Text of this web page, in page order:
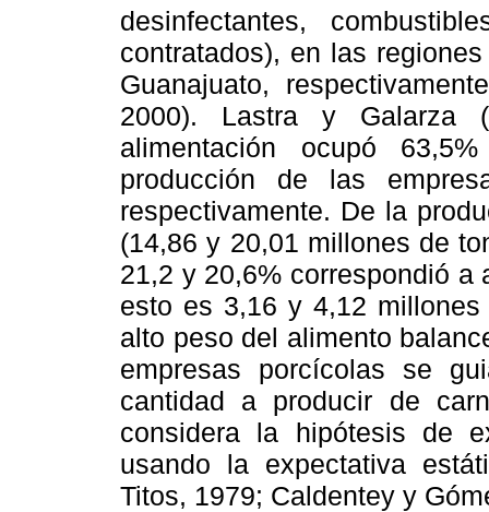
desinfectantes,
contratados), en las
Guanajuato,
2000). Lastra y Galarza
alimentación ocupó
producción de las
respectivamente. De la
(14,86 y 20,01 millones de
21,2 y 20,6% correspondió a
esto es 3,16 y 4,12
alto peso del alimento
empresas porcícolas se
cantidad a producir de
considera la hipótesis de
usando la expectativa
Titos, 1979; Caldentey y